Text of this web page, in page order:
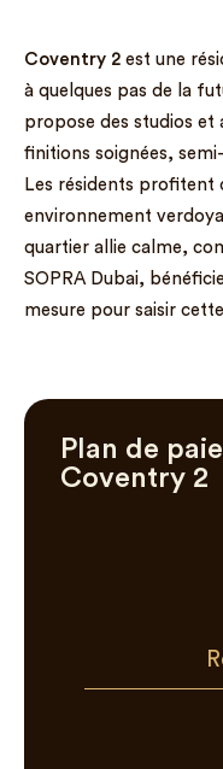
Coventry 2 est une
à quelques pas de la
propose des studios et
finitions soignées,
Les résidents profitent
environnement
quartier allie calme,
SOPRA Dubai,
mesure pour saisir
Plan de
Coventry 2